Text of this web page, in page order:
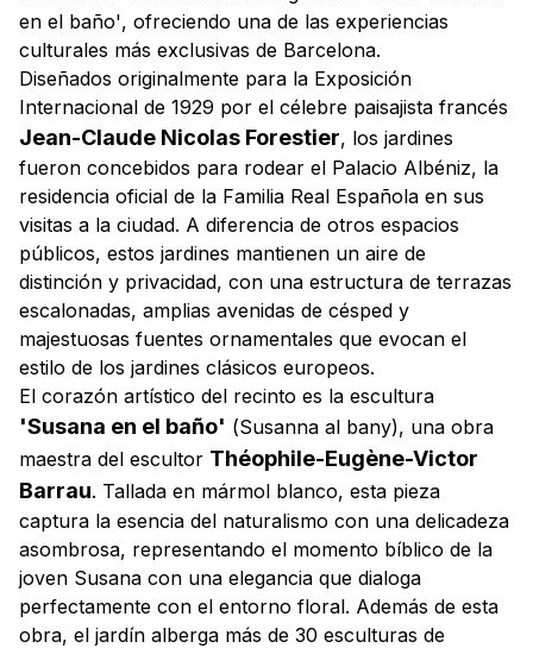
en el baño', ofreciendo una de las experiencias
culturales más exclusivas de Barcelona.
Diseñados originalmente para la Exposición
Internacional de 1929 por el célebre paisajista francés
Jean-Claude Nicolas Forestier, los jardines
fueron concebidos para rodear el Palacio Albéniz, la
residencia oficial de la Familia Real Española en sus
visitas a la ciudad. A diferencia de otros espacios
públicos, estos jardines mantienen un aire de
distinción y privacidad, con una estructura de terrazas
escalonadas, amplias avenidas de césped y
majestuosas fuentes ornamentales que evocan el
estilo de los jardines clásicos europeos.
El corazón artístico del recinto es la escultura
'Susana en el baño' (Susanna al bany), una obra
maestra del escultor Théophile-Eugène-Victor
Barrau. Tallada en mármol blanco, esta pieza
captura la esencia del naturalismo con una delicadeza
asombrosa, representando el momento bíblico de la
joven Susana con una elegancia que dialoga
perfectamente con el entorno floral. Además de esta
obra, el jardín alberga más de 30 esculturas de